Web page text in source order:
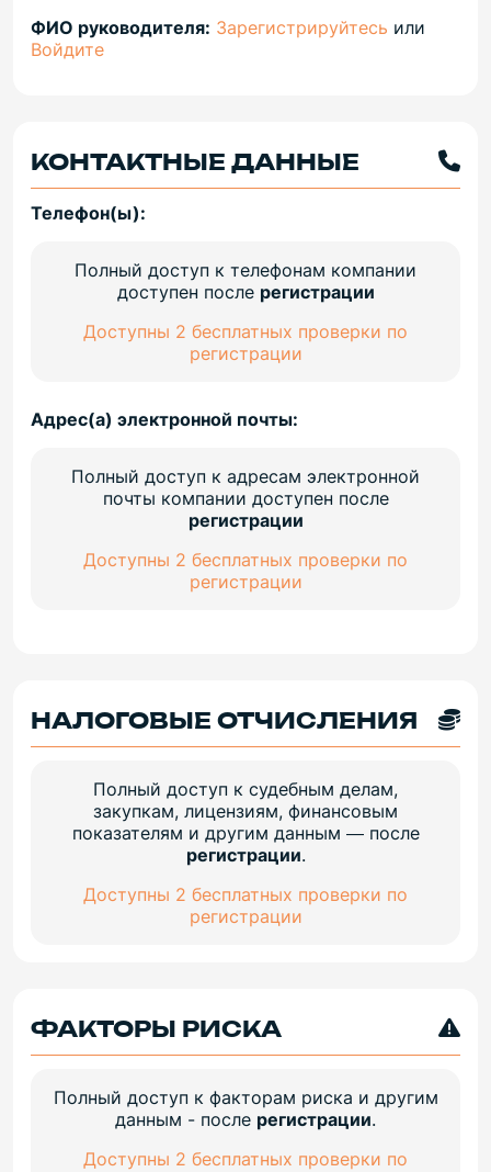
ФИО руководителя: Зарегистрируйтесь или
Войдите
КОНТАКТНЫЕ ДАННЫЕ
Телефон(ы):
Полный доступ к телефонам компании
доступен после регистрации
Доступны 2 бесплатных проверки по
регистрации
Адрес(а) электронной почты:
Полный доступ к адресам электронной
почты компании доступен после
регистрации
Доступны 2 бесплатных проверки по
регистрации
НАЛОГОВЫЕ ОТЧИСЛЕНИЯ
Полный доступ к судебным делам,
закупкам, лицензиям, финансовым
показателям и другим данным — после
регистрации.
Доступны 2 бесплатных проверки по
регистрации
ФАКТОРЫ РИСКА
Полный доступ к факторам риска и другим
данным - после регистрации.
Доступны 2 бесплатных проверки по